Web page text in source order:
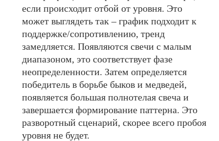
если происходит отбой от уровня. Это
может выглядеть так – график подходит к
поддержке/сопротивлению, тренд
замедляется. Появляются свечи с малым
диапазоном, это соответствует фазе
неопределенности. Затем определяется
победитель в борьбе быков и медведей,
появляется большая полнотелая свеча и
завершается формирование паттерна. Это
разворотный сценарий, скорее всего пробоя
уровня не будет.